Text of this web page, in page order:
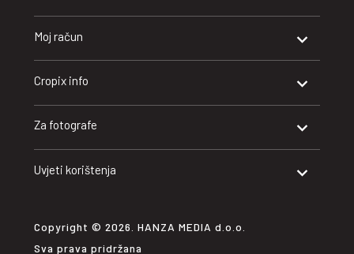
Moj račun
Cropix info
Za fotografe
Uvjeti korištenja
Copyright © 2026. HANZA MEDIA d.o.o.
Sva prava pridržana